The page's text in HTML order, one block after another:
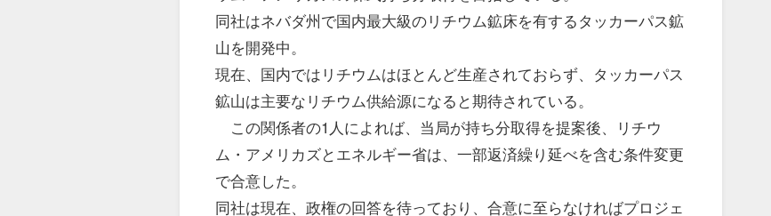
同社はネバダ州で国内最大級のリチウム鉱床を有するタッカーパス鉱
山を開発中。
現在、国内ではリチウムはほとんど生産されておらず、タッカーパス
鉱山は主要なリチウム供給源になると期待されている。
この関係者の1人によれば、当局が持ち分取得を提案後、リチウ
ム・アメリカズとエネルギー省は、一部返済繰り延べを含む条件変更
で合意した。
同社は現在、政権の回答を待っており、合意に至らなければプロジェ